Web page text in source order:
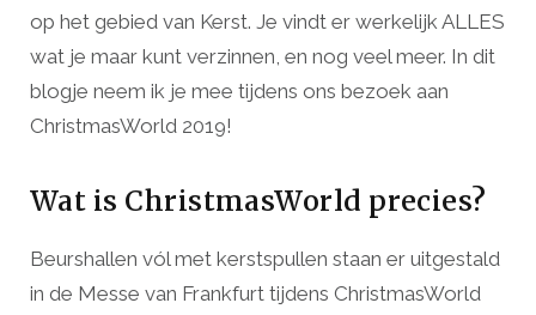
op het gebied van Kerst. Je vindt er werkelijk ALLES
wat je maar kunt verzinnen, en nog veel meer. In dit
blogje neem ik je mee tijdens ons bezoek aan
ChristmasWorld 2019!
Wat is ChristmasWorld precies?
Beurshallen vól met kerstspullen staan er uitgestald
in de Messe van Frankfurt tijdens ChristmasWorld